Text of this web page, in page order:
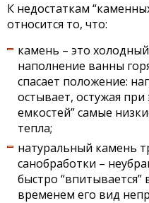
К недостаткам
относится то, что:
камень – это
наполнение ванны
спасает положение:
остывает, остужая
емкостей” самые
тепла;
натуральный камень
санобработки –
быстро
временем его вид